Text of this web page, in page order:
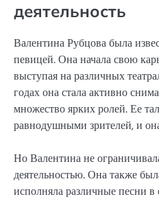
деятельность
Валентина Рубцова была
певицей. Она начала свою
выступая на различных
годах она стала активно
множество ярких ролей. Ее
равнодушными зрителей, и
Но Валентина не
деятельностью. Она также
исполняла различные песни